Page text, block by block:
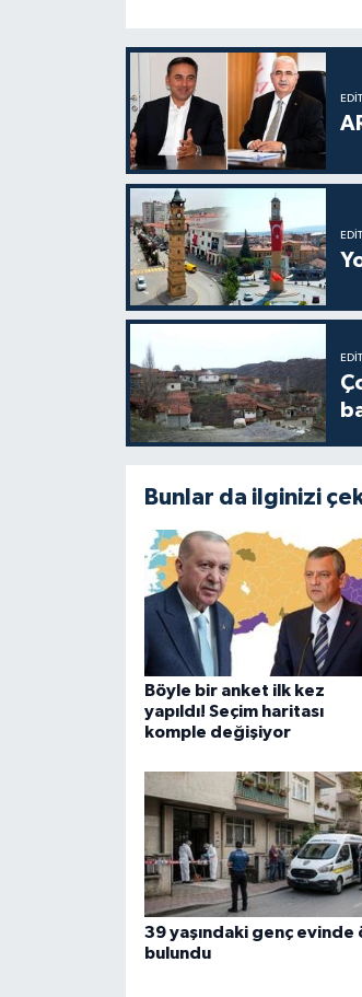
Bunlar da ilginizi
Böyle bir anket ilk kez
yapıldı! Seçim haritası
komple değişiyor
39 yaşındaki genç evinde
bulundu